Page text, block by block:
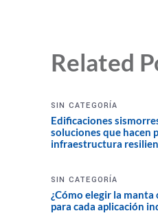
Related
SIN CATEGORÍA
Edificaciones
soluciones que hacen
infraestructura
SIN CATEGORÍA
¿Cómo elegir la
para cada aplicación